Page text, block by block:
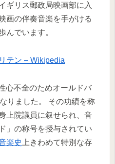
ギリス郵政局映画部に入
画の伴奏音楽を手がける
んでいます。
テン – Wikipedia
心不全のためオールドバ
りました。 その功績を称
上院議員に叙せられ、音
」の称号を授与されてい
楽史 上きわめて特別な存